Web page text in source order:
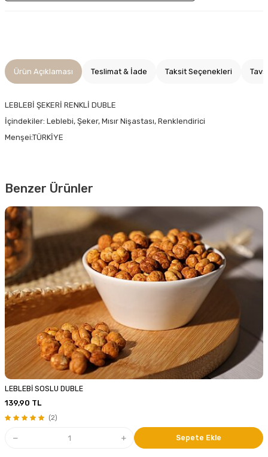
Ürün Açıklaması Teslimat & İade Taksit Seçenekleri
LEBLEBİ ŞEKERİ RENKLİ DUBLE
İçindekiler: Leblebi, Şeker, Mısır Nişastası, Renklendirici
Menşei:TÜRKİYE
Benzer Ürünler
LEBLEBİ SOSLU DUBLE
139,90 TL
(2)
Sepete Ekle